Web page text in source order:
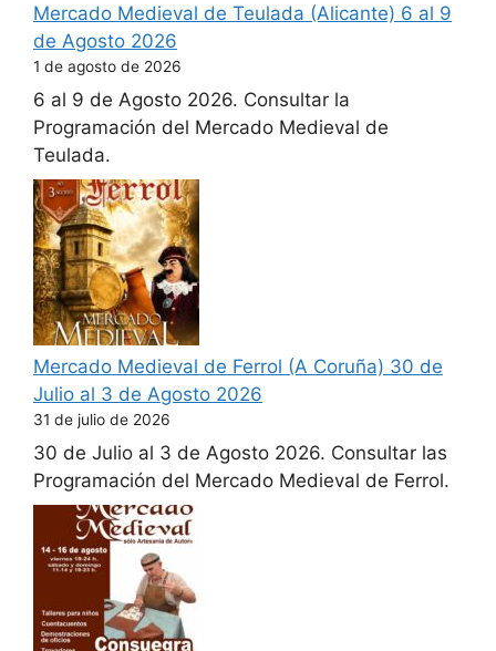
Mercado Medieval de Teulada (Alicante) 6 al 9
de Agosto 2026
1 de agosto de 2026
6 al 9 de Agosto 2026. Consultar la
Programación del Mercado Medieval de
Teulada.
Mercado Medieval de Ferrol (A Coruña) 30 de
Julio al 3 de Agosto 2026
31 de julio de 2026
30 de Julio al 3 de Agosto 2026. Consultar las
Programación del Mercado Medieval de Ferrol.